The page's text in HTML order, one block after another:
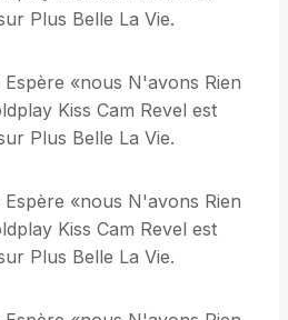
Plus Belle La Vie.
«nous N'avons Rien
Kiss Cam Revel est
Plus Belle La Vie.
«nous N'avons Rien
Kiss Cam Revel est
Plus Belle La Vie.